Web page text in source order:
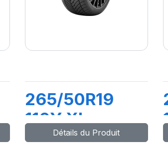
265/50R19
110Y XL
LATITUDE
Détails du Produit